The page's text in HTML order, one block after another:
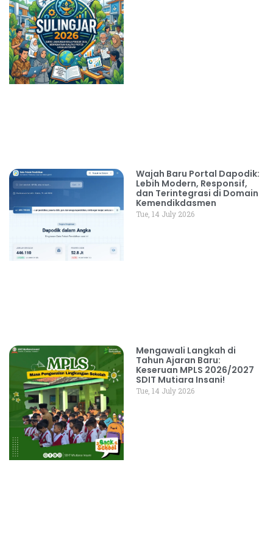
Wajah Baru Portal Dapodik:
Lebih Modern, Responsif,
dan Terintegrasi di Domain
Kemendikdasmen
Tue, 14 July 2026
Mengawali Langkah di
Tahun Ajaran Baru:
Keseruan MPLS 2026/2027
SDIT Mutiara Insani!
Tue, 14 July 2026